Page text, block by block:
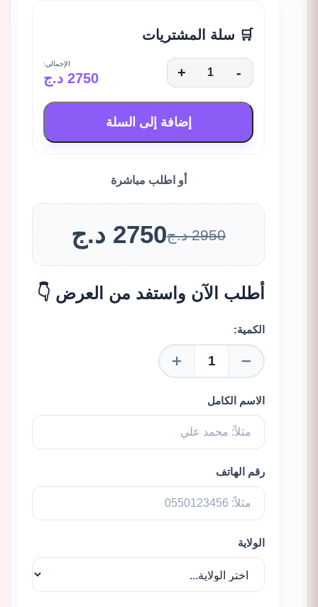
🛒 سلة المشتريات
-
+
الإجمالي:
2750 د.ج
إضافة إلى السلة
أو اطلب مباشرة
2950 د.ج 2750 د.ج
أطلب الآن واستفد من العرض 👇
الكمية:
الاسم الكامل
رقم الهاتف
الولاية